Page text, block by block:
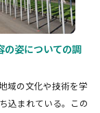
の姿についての調
域の文化や技術を学
込まれている。この